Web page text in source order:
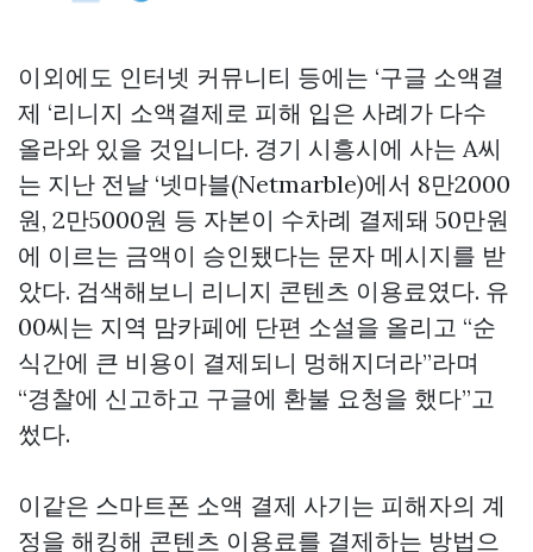
이외에도 인터넷 커뮤니티 등에는 ‘구글 소액결
제 ‘리니지 소액결제로 피해 입은 사례가 다수
올라와 있을 것입니다. 경기 시흥시에 사는 A씨
는 지난 전날 ‘넷마블(Netmarble)에서 8만2000
원, 2만5000원 등 자본이 수차례 결제돼 50만원
에 이르는 금액이 승인됐다는 문자 메시지를 받
았다. 검색해보니 리니지 콘텐츠 이용료였다. 유
00씨는 지역 맘카페에 단편 소설을 올리고 “순
식간에 큰 비용이 결제되니 멍해지더라”라며
“경찰에 신고하고 구글에 환불 요청을 했다”고
썼다.
이같은 스마트폰 소액 결제 사기는 피해자의 계
정을 해킹해 콘텐츠 이용료를 결제하는 방법으